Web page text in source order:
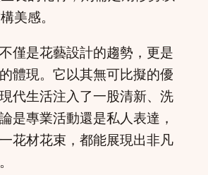
美感。
僅是花藝設計的趨勢，更是
體現。它以其無可比擬的優
代生活注入了一股清新、洗
是專業活動還是私人表達，
花材花束，都能展現出非凡